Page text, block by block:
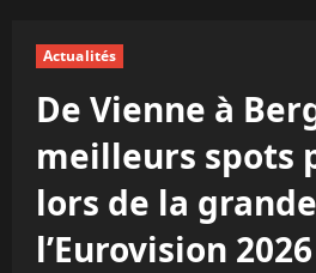
Actualités
De Vienne à
meilleurs spots
lors de la
l’Eurovision 2026